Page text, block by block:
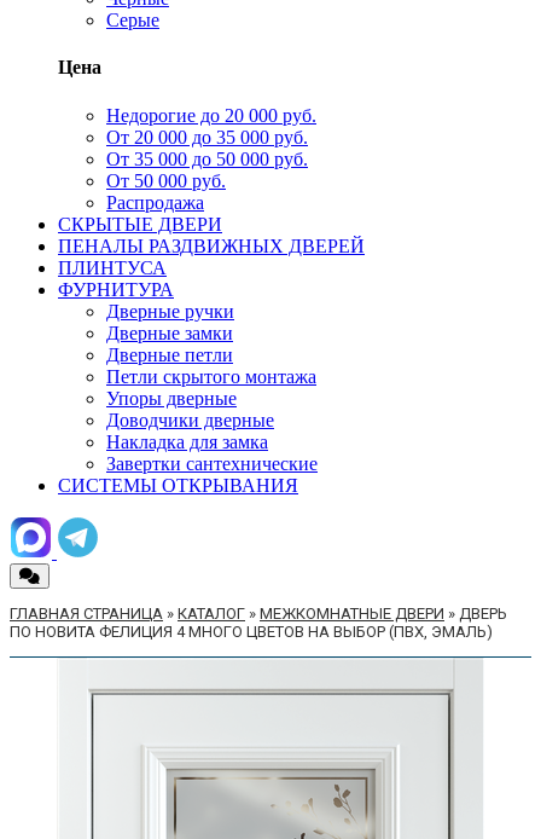
Серые
Цена
Недорогие до 20 000 руб.
От 20 000 до 35 000 руб.
От 35 000 до 50 000 руб.
От 50 000 руб.
Распродажа
СКРЫТЫЕ ДВЕРИ
ПЕНАЛЫ РАЗДВИЖНЫХ ДВЕРЕЙ
ПЛИНТУСА
ФУРНИТУРА
Дверные ручки
Дверные замки
Дверные петли
Петли скрытого монтажа
Упоры дверные
Доводчики дверные
Накладка для замка
Завертки сантехнические
СИСТЕМЫ ОТКРЫВАНИЯ
ГЛАВНАЯ СТРАНИЦА » КАТАЛОГ » МЕЖКОМНАТНЫЕ ДВЕРИ » ДВЕРЬ
ПО НОВИТА ФЕЛИЦИЯ 4 МНОГО ЦВЕТОВ НА ВЫБОР (ПВХ, ЭМАЛЬ)